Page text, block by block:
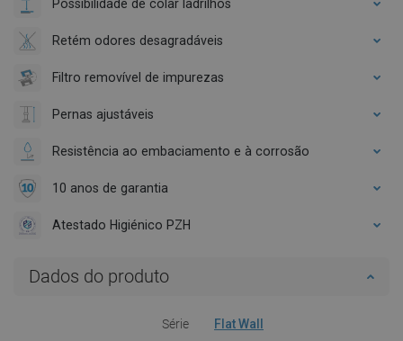
Possibilidade de colar ladrilhos
Retém odores desagradáveis
Filtro removível de impurezas
Pernas ajustáveis
Resistência ao embaciamento e à corrosão
10 anos de garantia
Atestado Higiénico PZH
Dados do produto
Série Flat Wall